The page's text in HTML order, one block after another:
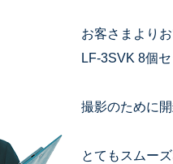
お客さまより
LF-3SVK 8個
撮影のために
とてもスムー